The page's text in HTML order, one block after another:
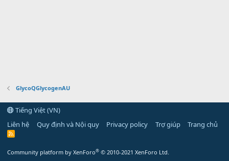
GlycoQGlycogenAU
Tiếng Việt (VN)
Liên hệ
Quy định và Nội quy Privacy policy Trợ giúp Trang chủ
R
Community platform by XenForo® © 2010-2021 XenForo Ltd.